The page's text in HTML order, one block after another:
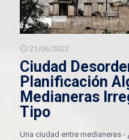
21/06/2022
Ciudad
Planificación
Medianeras
Tipo
Una ciudad entre medianeras -